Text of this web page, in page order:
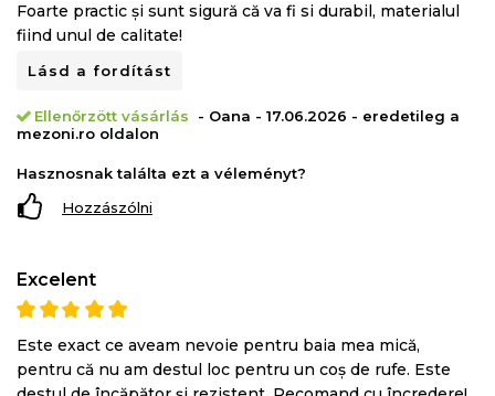
Foarte practic și sunt sigură că va fi si durabil, materialul
fiind unul de calitate!
Lásd a fordítást
Ellenőrzött vásárlás
- Oana - 17.06.2026 - eredetileg a
mezoni.ro oldalon
Hasznosnak találta ezt a véleményt?
Hozzászólni
Excelent
Este exact ce aveam nevoie pentru baia mea mică,
pentru că nu am destul loc pentru un coș de rufe. Este